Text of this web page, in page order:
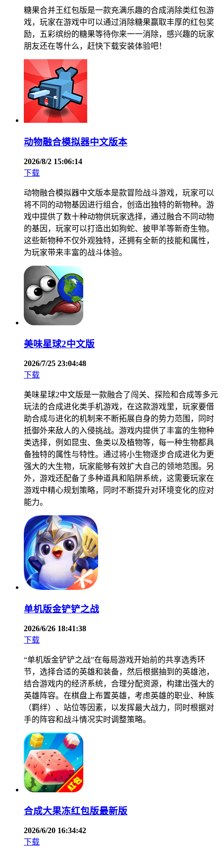
糖果合并王红包版是一款充满乐趣的合成消除类红包游
戏，玩家在游戏中可以通过消除糖果赢取丰厚的红包奖
励，五彩缤纷的糖果等待你来一一消除，感兴趣的玩家
朋友还在等什么，赶快下载安装体验吧！
动物融合模拟器中文版本
2026/8/2 15:06:14
下载
动物融合模拟器中文版本是款冒险战斗游戏，玩家可以
将不同的动物基因进行组合，创造出独特的新物种。游
戏中提供了数十种动物供玩家选择，通过融合不同动物
的基因，玩家可以打造出如狗蛇、披甲羊等新奇生物。
这些新物种不仅外观独特，还拥有全新的技能和属性，
为玩家带来丰富的战斗体验。
美味星球2中文版
2026/7/25 23:04:48
下载
美味星球2中文版是一款融合了闯关、探险和合成等多元
玩法的合成进化类手机游戏，在这款游戏里，玩家要借
助合成与进化的机制来不断拓展自身的势力范围，同时
抵御外来敌人的入侵挑战。游戏内提供了丰富的生物种
类选择，例如昆虫、鱼类以及植物等，每一种生物都具
备独特的属性与特性。通过将小生物逐步合成进化为更
强大的大生物，玩家能够有效扩大自己的领地范围。另
外，游戏还配备了多种道具和陷阱系统，这需要玩家在
游戏中精心规划策略，同时不断提升对环境变化的应对
能力。
单机版金铲铲之战
2026/6/26 18:41:38
下载
“单机版金铲铲之战”在每局游戏开始前的共享选秀环
节，选择合适的英雄和装备，然后根据抽到的英雄池，
结合游戏内的经济系统，合理分配资源，构建出强大的
英雄阵容。在棋盘上布置英雄，考虑英雄的职业、种族
（羁绊）、站位等因素，以发挥最大战力，同时根据对
手的阵容和战斗情况实时调整策略。
合成大果冻红包版最新版
2026/6/20 16:34:42
下载